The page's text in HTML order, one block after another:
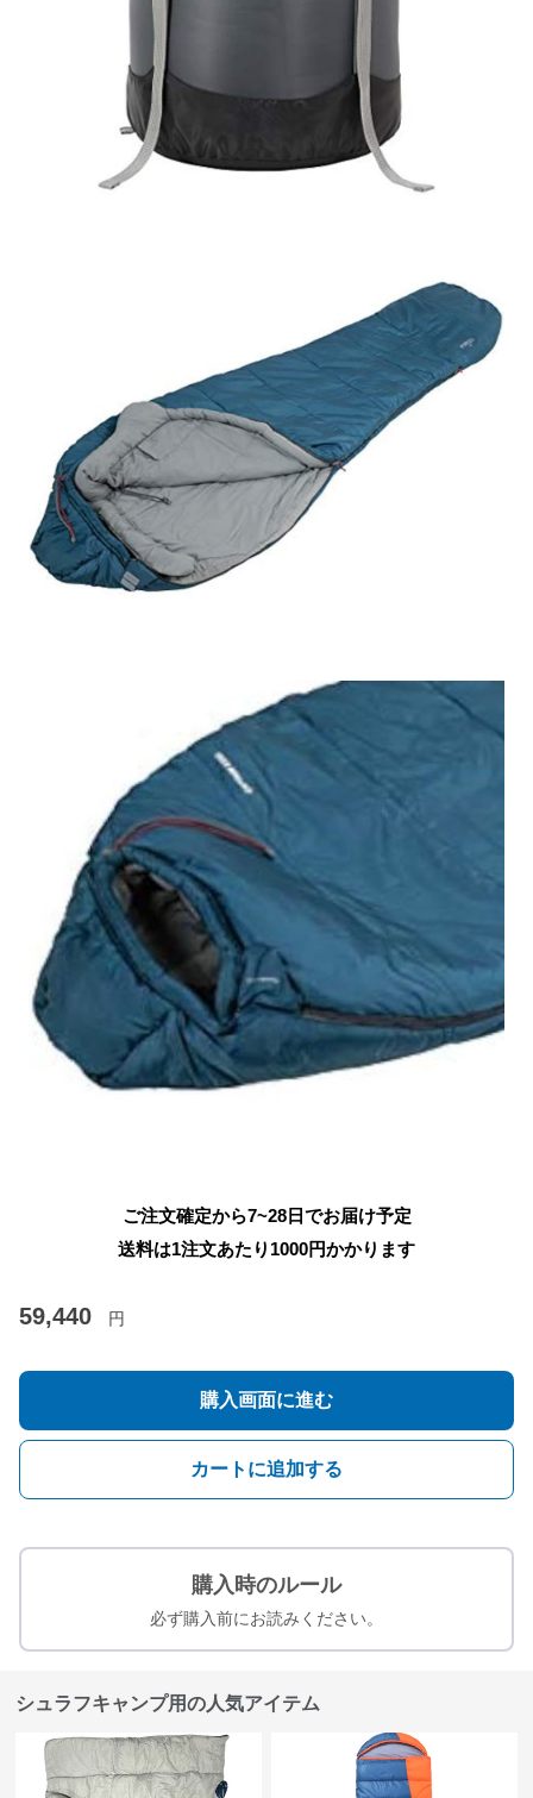
ご注文確定から7~28日でお届け予定
送料は1注文あたり 1000円かかります
59,440 円
購入画面に進む
カートに追加する
購入時のルール
必ず購入前にお読みください。
シュラフキャンプ用の人気アイテム